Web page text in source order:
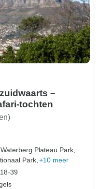
–
tochten
Waterberg Plateau Park,
Park, +10 meer
39